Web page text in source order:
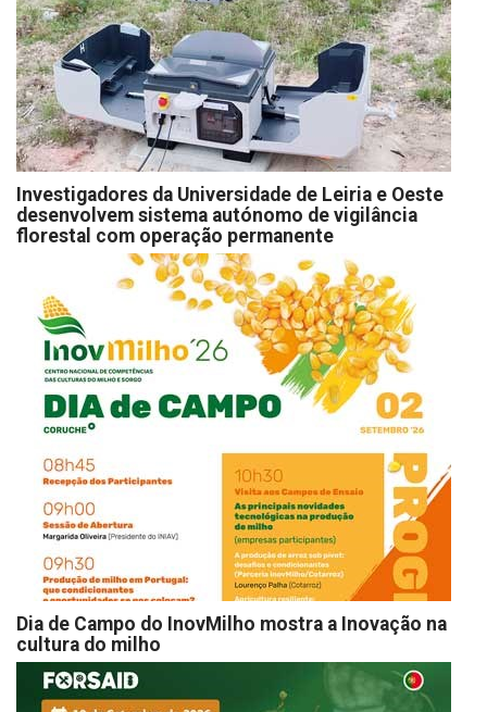
Investigadores da Universidade de Leiria e Oeste
desenvolvem sistema autónomo de vigilância
florestal com operação permanente
Dia de Campo do InovMilho mostra a Inovação na
cultura do milho